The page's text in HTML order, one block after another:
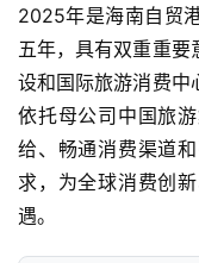
人
工
智
能
汽
车
&
出
2025年是海南自贸
五年，具有双重重要
设和国际旅游消费中
依托母公司中国旅
给、畅通消费渠道
求，为全球消费创
遇。